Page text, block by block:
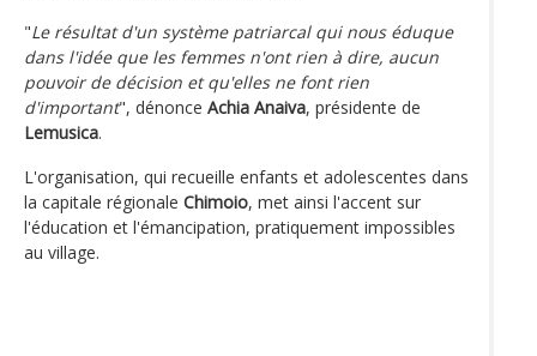
"Le résultat d'un système patriarcal qui nous éduque
dans l'idée que les femmes n'ont rien à dire, aucun
pouvoir de décision et qu'elles ne font rien
d'important", dénonce Achia Anaiva, présidente de
Lemusica.
L'organisation, qui recueille enfants et adolescentes dans
la capitale régionale Chimoio, met ainsi l'accent sur
l'éducation et l'émancipation, pratiquement impossibles
au village.